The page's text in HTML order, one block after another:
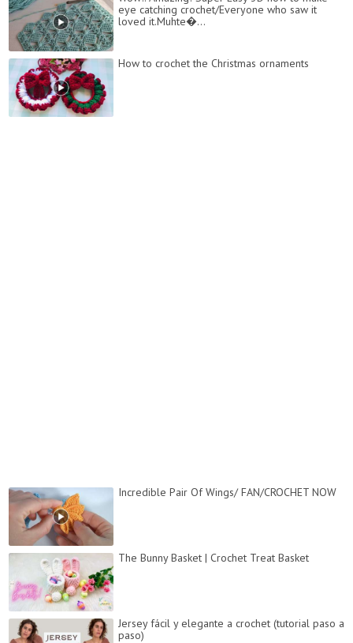
eye catching crochet/Everyone who saw it
loved it.Muhte�...
How to crochet the Christmas ornaments
Incredible Pair Of Wings/ FAN/CROCHET NOW
The Bunny Basket | Crochet Treat Basket
Jersey fácil y elegante a crochet (tutorial paso a
paso)